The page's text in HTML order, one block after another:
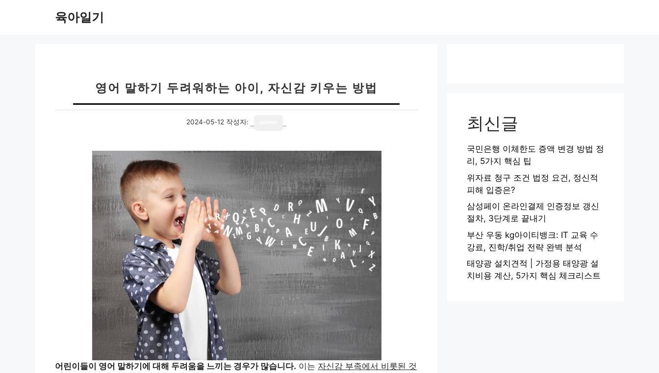
육아일기
영어 말하기 두려워하는 아이, 자신감 키우는 방법
2024-05-12 작성자:
어린이들이 영어 말하기에 대해 두려움을 느끼는 경우가 많습니다. 이는 자신감 부족에서 비롯된 것
최신글
국민은행 이체한도 증액 변경 방법 정
리, 5가지 핵심 팁
위자료 청구 조건 법정 요건, 정신적
피해 입증은?
삼성페이 온라인결제 인증정보 갱신
절차, 3단계로 끝내기
부산 우동 kg아이티뱅크: IT 교육 수
강료, 진학/취업 전략 완벽 분석
태양광 설치견적 | 가정용 태양광 설
치비용 계산, 5가지 핵심 체크리스트